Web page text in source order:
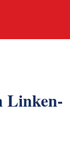
Linken-